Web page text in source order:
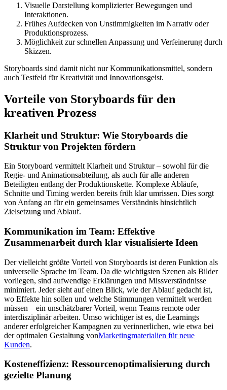
Visuelle Darstellung komplizierter Bewegungen und
Interaktionen.
Frühes Aufdecken von Unstimmigkeiten im Narrativ oder
Produktionsprozess.
Möglichkeit zur schnellen Anpassung und Verfeinerung durch
Skizzen.
Storyboards sind damit nicht nur Kommunikationsmittel, sondern
auch Testfeld für Kreativität und Innovationsgeist.
Vorteile von Storyboards für den
kreativen Prozess
Klarheit und Struktur: Wie Storyboards die
Struktur von Projekten fördern
Ein Storyboard vermittelt Klarheit und Struktur – sowohl für die
Regie- und Animationsabteilung, als auch für alle anderen
Beteiligten entlang der Produktionskette. Komplexe Abläufe,
Schnitte und Timing werden bereits früh klar umrissen. Dies sorgt
von Anfang an für ein gemeinsames Verständnis hinsichtlich
Zielsetzung und Ablauf.
Kommunikation im Team: Effektive
Zusammenarbeit durch klar visualisierte Ideen
Der vielleicht größte Vorteil von Storyboards ist deren Funktion als
universelle Sprache im Team. Da die wichtigsten Szenen als Bilder
vorliegen, sind aufwendige Erklärungen und Missverständnisse
minimiert. Jeder sieht auf einen Blick, wie der Ablauf gedacht ist,
wo Effekte hin sollen und welche Stimmungen vermittelt werden
müssen – ein unschätzbarer Vorteil, wenn Teams remote oder
interdisziplinär arbeiten. Umso wichtiger ist es, die Learnings
anderer erfolgreicher Kampagnen zu verinnerlichen, wie etwa bei
der optimalen Gestaltung vonMarketingmaterialien für neue
Kunden.
Kosteneffizienz: Ressourcenoptimalisierung durch
gezielte Planung